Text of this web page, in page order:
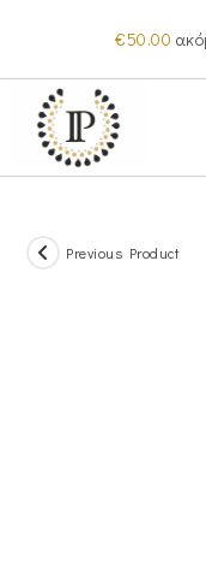
content
€50.00
Previous Product